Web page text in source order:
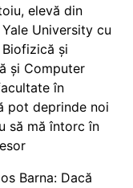
elevă din
University cu
și
și Computer
în
pot deprinde noi
să mă întorc în
Barna: Dacă